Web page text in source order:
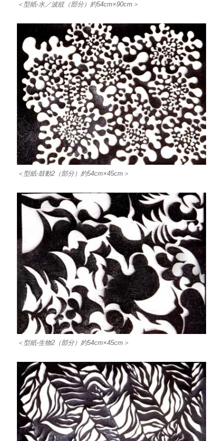
＜型紙-水／波紋（部分）約54cm×90cm＞
＜型紙-鼓動2（部分）約54cm×45cm＞
＜型紙-生物2（部分）約54cm×45cm＞